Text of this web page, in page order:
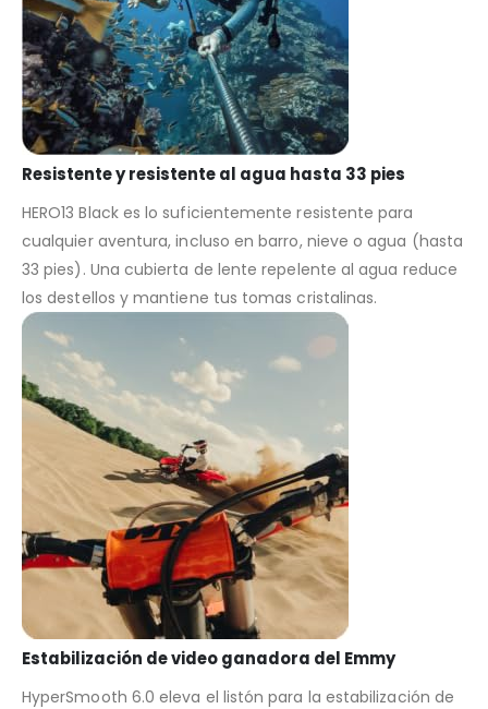
Resistente y resistente al agua hasta 33 pies
HERO13 Black es lo suficientemente resistente para
cualquier aventura, incluso en barro, nieve o agua (hasta
33 pies). Una cubierta de lente repelente al agua reduce
los destellos y mantiene tus tomas cristalinas.
Estabilización de video ganadora del Emmy
HyperSmooth 6.0 eleva el listón para la estabilización de